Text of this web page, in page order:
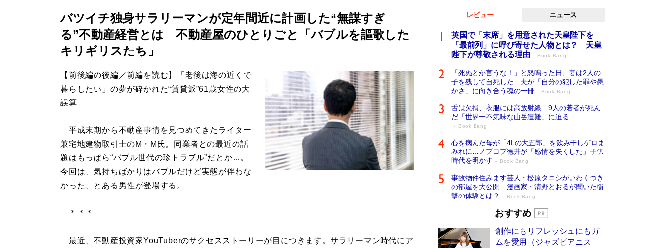
バツイチ独身サラリーマンが定年間近に計画した“無謀すぎ
る”不動産経営とは 不動産屋のひとりごと「バブルを謳歌した
キリギリスたち」
【前後編の後編／前編を読む】「老後は海の近くで
暮らしたい」の夢が砕かれた“賃貸派”61歳女性の大
誤算
平成末期から不動産事情を見つめてきたライター
兼宅地建物取引士のM・M氏。同業者との最近の話
題はもっぱら“バブル世代の珍トラブル”だとか…。
今回は、気持ちばかりはバブルだけど実態が伴わな
かった、とある男性が登場する。
＊＊＊
最近、不動産投資家YouTuberのサクセスストーリーが目につきます。サラリーマン時代にア
レビュー ニュース
英国で「末席」を用意された天皇陛下を
「最前列」に呼び寄せた人物とは？ 天皇
陛下が尊敬される理由
Book Bang
「死ぬとか言うな！」と怒鳴った日、妻は2人の
子を残して自死した…夫が「自分の犯した罪や愚
かさ」に向き合う魂の一冊
Book Bang
舌は欠損、衣服には高放射線…9人の若者が死ん
だ「世界一不気味な山岳遭難」に迫る
Book Bang
心を病んだ母が「4Lの大五郎」を飲み干しゲロま
みれに…ノブコブ徳井が「感情を失くした」子供
時代を明かす
Book Bang
事故物件住みます芸人・松原タニシがいわくつき
の部屋を大公開 漫画家・清野とおるが聞いた衝
撃の体験とは？
Book Bang
追悼・東野圭吾さん 週間ベストセラーラ
など代表作が並ぶ［文庫ベストセラー］
Book Bang
おすすめ
創作にもリフレッシュにもガ
ムを愛用（ジャズピアニス